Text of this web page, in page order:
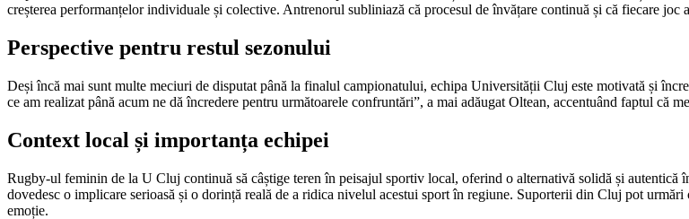
creșterea performanțelor individuale și colective. Antrenorul subliniază că procesul de învățare continuă și că fiecare joc
Perspective pentru restul sezonului
Deși încă mai sunt multe meciuri de disputat până la finalul campionatului, echipa Universității Cluj este motivată și
ce am realizat până acum ne dă încredere pentru următoarele confruntări”, a mai adăugat Oltean, accentuând faptul că
Context local și importanța echipei
Rugby-ul feminin de la U Cluj continuă să câștige teren în peisajul sportiv local, oferind o alternativă solidă și
dovedesc o implicare serioasă și o dorință reală de a ridica nivelul acestui sport în regiune. Suporterii din Cluj pot
emoție.